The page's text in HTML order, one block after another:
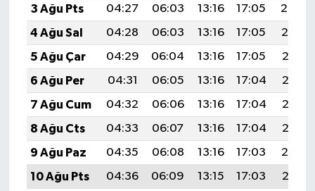
3 Ağu Pts
04:27 06:03 13:16 17:05
20:20
4 Ağu Sal
04:28 06:03 13:16 17:05
20:19
5 Ağu Çar
04:29 06:04 13:16 17:05
20:18
6 Ağu Per
04:31 06:05 13:16 17:04
20:17
7 Ağu Cum
04:32 06:06 13:16 17:04
20:16
8 Ağu Cts
04:33 06:07 13:16 17:04
20:15
9 Ağu Paz
04:35 06:08 13:16 17:03
20:14
10 Ağu Pts
04:36 06:09 13:15 17:03
20:12